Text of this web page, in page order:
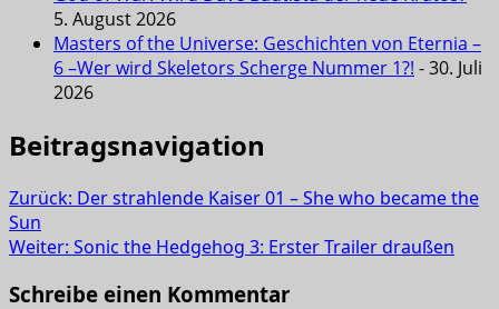
5. August 2026
Masters of the Universe: Geschichten von Eternia –
6 –Wer wird Skeletors Scherge Nummer 1?! - 30. Juli
2026
Beitragsnavigation
Zurück: Der strahlende Kaiser 01 – She who became the
Sun
Weiter: Sonic the Hedgehog 3: Erster Trailer draußen
Schreibe einen Kommentar